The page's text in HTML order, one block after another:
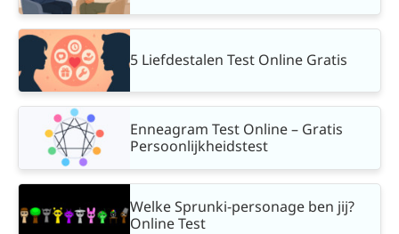
5 Liefdestalen Test Online Gratis
Enneagram Test Online – Gratis
Persoonlijkheidstest
Welke Sprunki-personage ben jij?
Online Test